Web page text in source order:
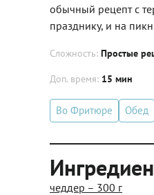
обычный рецепт с
празднику, и на
Сложность: Простые
Доп. время: 15 мин
Во Фритюре Обед
чеддер – 300 г